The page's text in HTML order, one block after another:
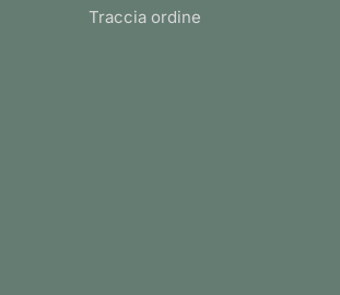
Traccia ordine